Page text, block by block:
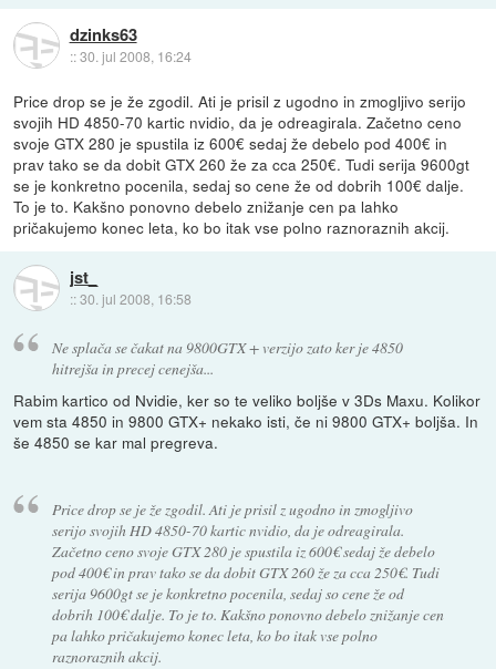
dzinks63
::30. jul 2008, 16:24
Price drop se je že zgodil. Ati je prisil z ugodno in zmogljivo serijo
svojih HD 4850-70 kartic nvidio, da je odreagirala. Začetno ceno
svoje GTX 280 je spustila iz 600€ sedaj že debelo pod 400€ in
prav tako se da dobit GTX 260 že za cca 250€. Tudi serija 9600gt
se je konkretno pocenila, sedaj so cene že od dobrih 100€ dalje.
To je to. Kakšno ponovno debelo znižanje cen pa lahko
pričakujemo konec leta, ko bo itak vse polno raznoraznih akcij.
jst_
::30. jul 2008, 16:58
Ne splača se čakat na 9800GTX + verzijo zato ker je 4850
hitrejša in precej cenejša...
Rabim kartico od Nvidie, ker so te veliko boljše v 3Ds Maxu. Kolikor
vem sta 4850 in 9800 GTX+ nekako isti, če ni 9800 GTX+ boljša. In
še 4850 se kar mal pregreva.
Price drop se je že zgodil. Ati je prisil z ugodno in zmogljivo
serijo svojih HD 4850-70 kartic nvidio, da je odreagirala.
Začetno ceno svoje GTX 280 je spustila iz 600€ sedaj že debelo
pod 400€ in prav tako se da dobit GTX 260 že za cca 250€. Tudi
serija 9600gt se je konkretno pocenila, sedaj so cene že od
dobrih 100€ dalje. To je to. Kakšno ponovno debelo znižanje cen
pa lahko pričakujemo konec leta, ko bo itak vse polno
raznoraznih akcij.